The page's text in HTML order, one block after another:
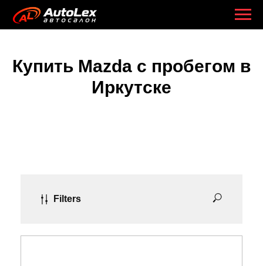
Купить Mazda с пробегом в
Иркутске
Filters